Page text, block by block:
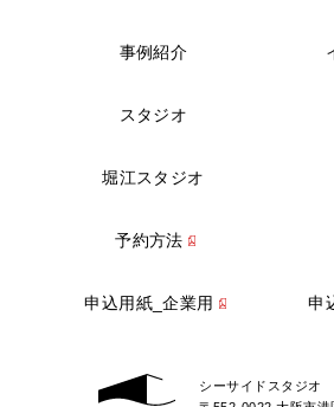
シーサイドスタジオ
事例紹介
スタジオ
堀江スタジオ
予約方法
申込用紙_企業用 申